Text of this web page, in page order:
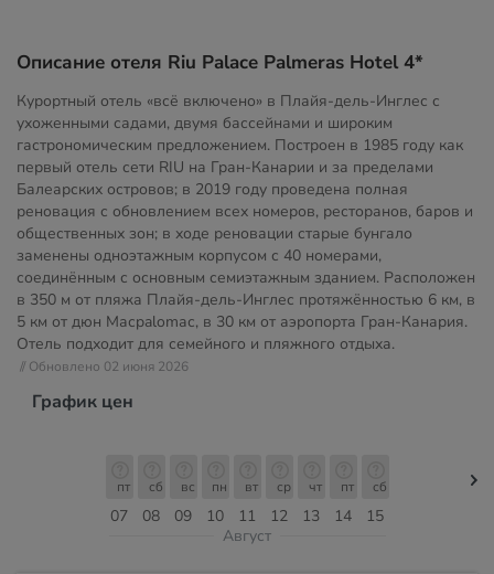
Описание отеля Riu Palace Palmeras Hotel 4*
Курортный отель «всё включено» в Плайя-дель-Инглес с
ухоженными садами, двумя бассейнами и широким
гастрономическим предложением. Построен в 1985 году как
первый отель сети RIU на Гран-Канарии и за пределами
Балеарских островов; в 2019 году проведена полная
реновация с обновлением всех номеров, ресторанов, баров и
общественных зон; в ходе реновации старые бунгало
заменены одноэтажным корпусом с 40 номерами,
соединённым с основным семиэтажным зданием. Расположен
в 350 м от пляжа Плайя-дель-Инглес протяжённостью 6 км, в
5 км от дюн Масpalomас, в 30 км от аэропорта Гран-Канария.
Отель подходит для семейного и пляжного отдыха.
// Обновлено 02 июня 2026
График цен
07
пт
08
сб
09
вс
10
пн
11
вт
12
ср
13
чт
14
пт
15
сб
Август